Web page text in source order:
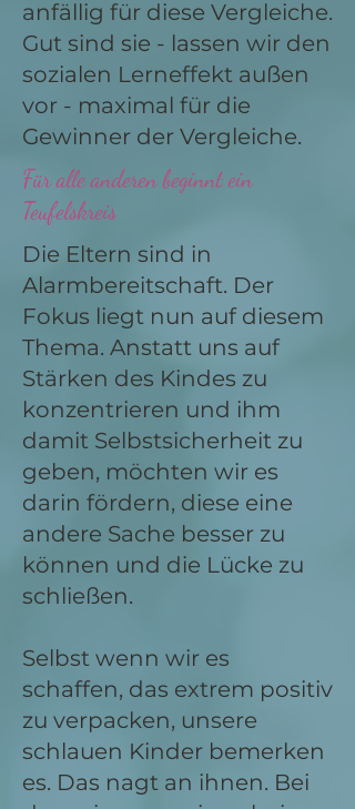
anfällig für diese Vergleiche.
Gut sind sie - lassen wir den
sozialen Lerneffekt außen
vor - maximal für die
Gewinner der Vergleiche.
Für alle anderen beginnt ein
Teufelskreis
Die Eltern sind in
Alarmbereitschaft. Der
Fokus liegt nun auf diesem
Thema. Anstatt uns auf
Stärken des Kindes zu
konzentrieren und ihm
damit Selbstsicherheit zu
geben, möchten wir es
darin fördern, diese eine
andere Sache besser zu
können und die Lücke zu
schließen.
Selbst wenn wir es
schaffen, das extrem positiv
zu verpacken, unsere
schlauen Kinder bemerken
es. Das nagt an ihnen. Bei